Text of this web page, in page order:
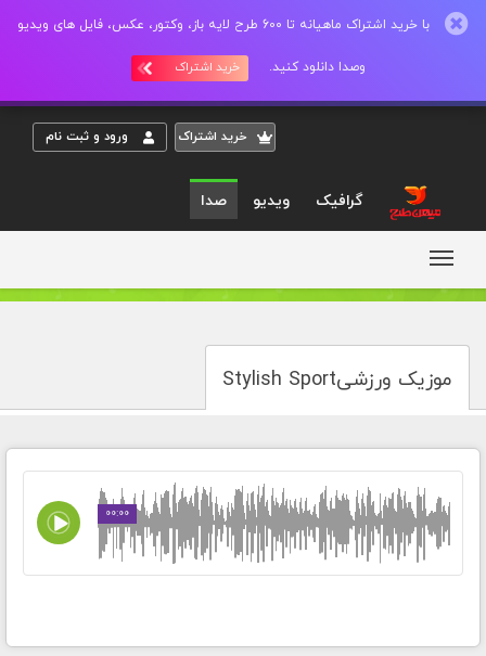
با خرید اشتراک ماهیانه تا 600 طرح لایه باز، وکتور، عکس، فایل های ویدیو
وصدا دانلود کنید. خرید اشتراک
خريد اشتراک ورود و ثبت نام
گرافیک ویدیو صدا
موزیک ورزشیStylish Sport
00:00